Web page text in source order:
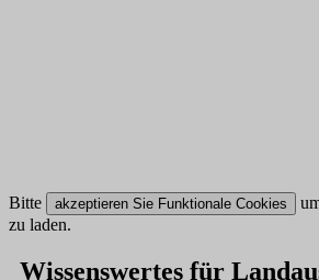
Bitte akzeptieren Sie Funktionale Cookies
zu laden.
Wissenswertes für